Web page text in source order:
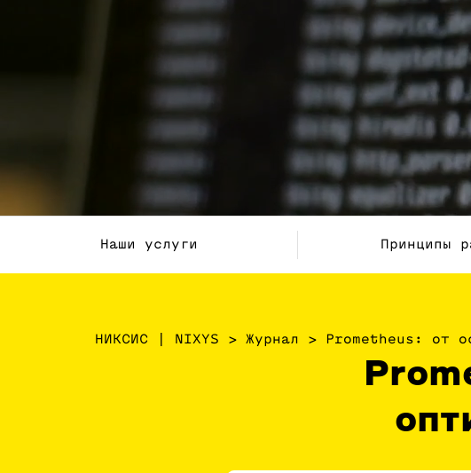
Наши услуги Принципы
НИКСИС | NIXYS > Журнал > Prometheus: от